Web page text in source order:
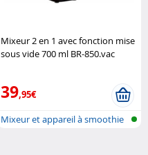
Mixeur 2 en 1 avec fonction mise
sous vide 700 ml BR-850.vac
39,95€
Mixeur et appareil à smoothie